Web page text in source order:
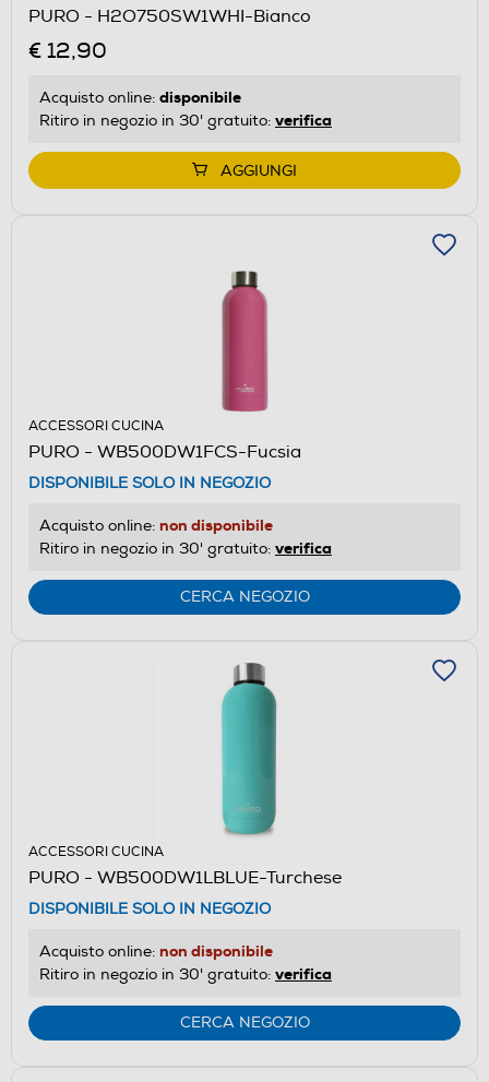
PURO - H2O750SW1WHI-Bianco
€ 12,90
Acquisto online: disponibile
Ritiro in negozio in 30' gratuito: verifica
AGGIUNGI
ACCESSORI CUCINA
PURO - WB500DW1FCS-Fucsia
DISPONIBILE SOLO IN NEGOZIO
Acquisto online: non disponibile
Ritiro in negozio in 30' gratuito: verifica
CERCA NEGOZIO
ACCESSORI CUCINA
PURO - WB500DW1LBLUE-Turchese
DISPONIBILE SOLO IN NEGOZIO
Acquisto online: non disponibile
Ritiro in negozio in 30' gratuito: verifica
CERCA NEGOZIO